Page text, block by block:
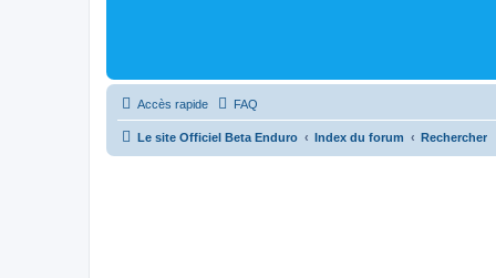
Accès rapide FAQ
Le site Officiel Beta Enduro Index du forum Rechercher